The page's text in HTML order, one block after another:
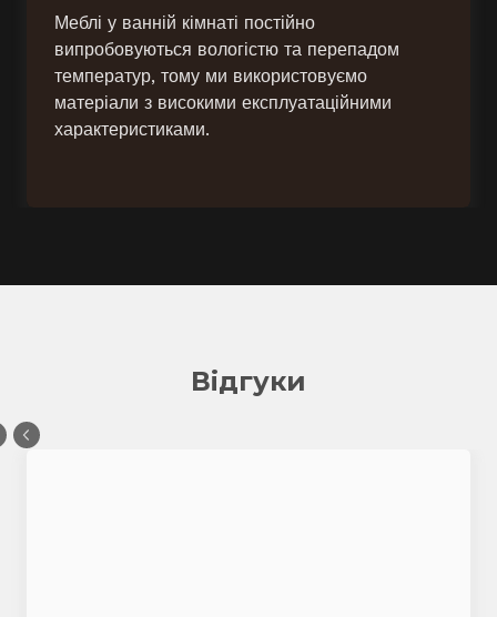
Меблі у ванній кімнаті постійно
випробовуються вологістю та перепадом
температур, тому ми використовуємо
матеріали з високими експлуатаційними
характеристиками.
Відгуки